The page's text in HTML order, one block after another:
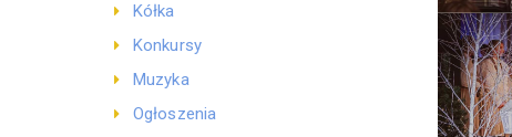
Kółka
Konkursy
Muzyka
Ogłoszenia